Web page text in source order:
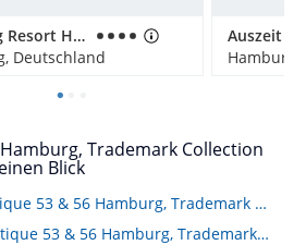
Hapimag Resort Hamburg
Deutschland
Hamburg,
Trademark Collection
Blick
Alle Hotelinfos Boutique 53 & 56 Hamburg, Trademark Collection by Wyndham
Hotelbilder von Boutique 53 & 56 Hamburg, Trademark Collection by Wyndham